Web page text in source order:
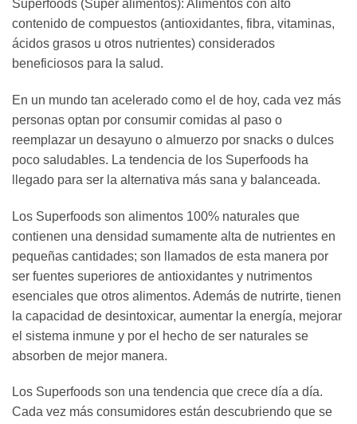
Superfoods (Super alimentos): Alimentos con alto
contenido de compuestos (antioxidantes, fibra, vitaminas,
ácidos grasos u otros nutrientes) considerados
beneficiosos para la salud.
En un mundo tan acelerado como el de hoy, cada vez más
personas optan por consumir comidas al paso o
reemplazar un desayuno o almuerzo por snacks o dulces
poco saludables. La tendencia de los Superfoods ha
llegado para ser la alternativa más sana y balanceada.
Los Superfoods son alimentos 100% naturales que
contienen una densidad sumamente alta de nutrientes en
pequeñas cantidades; son llamados de esta manera por
ser fuentes superiores de antioxidantes y nutrimentos
esenciales que otros alimentos. Además de nutrirte, tienen
la capacidad de desintoxicar, aumentar la energía, mejorar
el sistema inmune y por el hecho de ser naturales se
absorben de mejor manera.
Los Superfoods son una tendencia que crece día a día.
Cada vez más consumidores están descubriendo que se